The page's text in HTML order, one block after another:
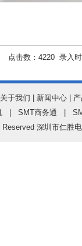
点击数：4220 录入
关于我们 新闻中心|
| SMT商务通
深圳市仁胜